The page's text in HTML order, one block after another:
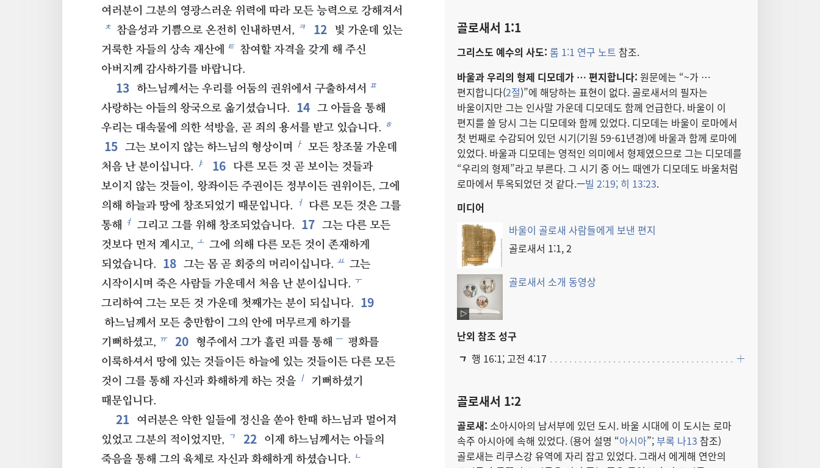
여러분이 그분의 영광스러운 위력에 따라 모든 능력으로 강해져서
ㅊ 참을성과 기쁨으로 온전히 인내하면서, ㅋ 12
빛 가운데 있는
거룩한 자들의 상속 재산에 ㅌ 참여할 자격을 갖게 해 주신
아버지께 감사하기를 바랍니다.
13 하느님께서는 우리를 어둠의 권위에서 구출하셔서 ㅍ
사랑하는 아들의 왕국으로 옮기셨습니다. 14 그 아들을 통해
우리는 대속물에 의한 석방을, 곧 죄의 용서를 받고 있습니다. ㅎ
15 그는 보이지 않는 하느님의 형상이며 ㅏ 모든 창조물 가운데
처음 난 분이십니다. ㅑ 16
다른 모든 것 곧 보이는 것들과
보이지 않는 것들이, 왕좌이든 주권이든 정부이든 권위이든, 그에
의해 하늘과 땅에 창조되었기 때문입니다. ㅓ 다른 모든 것은 그를
통해
ㅕ 그리고 그를 위해 창조되었습니다. 17 그는 다른 모든
것보다 먼저 계시고, ㅗ 그에 의해 다른 모든 것이 존재하게
되었습니다.
18 그는 몸 곧 회중의 머리이십니다. ㅛ 그는
시작이시며 죽은 사람들 가운데서 처음 난 분이십니다. ㅜ
그리하여 그는 모든 것 가운데 첫째가는 분이 되십니다. 19
하느님께서 모든 충만함이 그의 안에 머무르게 하기를
기뻐하셨고, ㅠ 20 형주에서 그가 흘린 피를 통해 ㅡ 평화를
이룩하셔서 땅에 있는 것들이든 하늘에 있는 것들이든 다른 모든
것이 그를 통해 자신과 화해하게 하는 것을 ㅣ
기뻐하셨기
때문입니다.
21
여러분은 악한 일들에 정신을 쏟아 한때 하느님과 멀어져
있었고 그분의 적이었지만, ㄱ 22
이제 하느님께서는 아들의
죽음을 통해 그의 육체로 자신과 화해하게 하셨습니다. ㄴ
골로새서 1:1
그리스도 예수의 사도: 롬 1:1 연구 노트 참조.
바울과 우리의 형제 디모데가 … 편지합니다: 원문에는 “~가 …
편지합니다(2절)”에 해당하는 표현이 없다. 골로새서의 필자는
바울이지만 그는 인사말 가운데 디모데도 함께 언급한다. 바울이 이
편지를 쓸 당시 그는 디모데와 함께 있었다. 디모데는 바울이 로마에서
첫 번째로 수감되어 있던 시기(기원 59-61년경)에 바울과 함께 로마에
있었다. 바울과 디모데는 영적인 의미에서 형제였으므로 그는 디모데를
“우리의 형제”라고 부른다. 그 시기 중 어느 때엔가 디모데도 바울처럼
로마에서 투옥되었던 것 같다.—빌 2:19; 히 13:23.
미디어
바울이 골로새 사람들에게 보낸 편지
골로새서 1:1, 2
골로새서 소개 동영상
난외 참조 성구
ㄱ 행 16:1; 고전 4:17
골로새서 1:2
골로새: 소아시아의 남서부에 있던 도시. 바울 시대에 이 도시는 로마
속주 아시아에 속해 있었다. (용어 설명 “아시아”;부록 나13 참조)
골로새는 리쿠스강 유역에 자리 잡고 있었다. 그래서 에게해 연안의